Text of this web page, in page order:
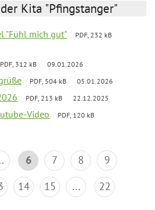
Kita "Pfingstanger"
"Fühl mich gut"
PDF, 232 kB
PDF, 312 kB 09.01.2026
PDF, 504 kB 05.01.2026
PDF, 213 kB 22.12.2025
Video
PDF, 120 kB
6 7 8
9
14 15 ... 22